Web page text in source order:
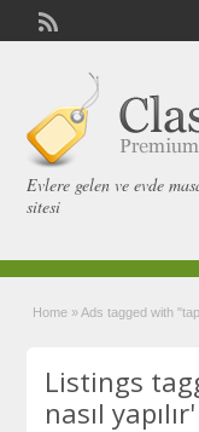
Evlere gelen ve evde
sitesi
Home » Ads tagged with
Listings
nasıl